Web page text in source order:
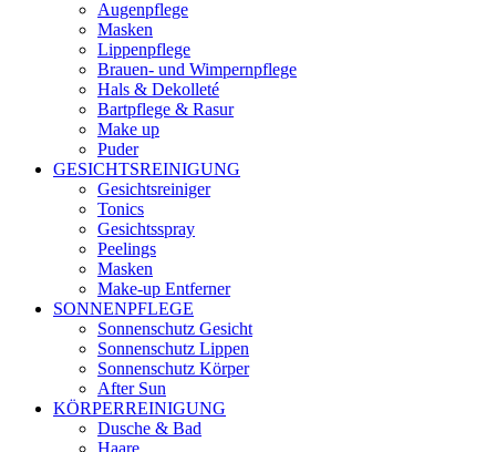
Augenpflege
Masken
Lippenpflege
Brauen- und Wimpernpflege
Hals & Dekolleté
Bartpflege & Rasur
Make up
Puder
GESICHTSREINIGUNG
Gesichtsreiniger
Tonics
Gesichtsspray
Peelings
Masken
Make-up Entferner
SONNENPFLEGE
Sonnenschutz Gesicht
Sonnenschutz Lippen
Sonnenschutz Körper
After Sun
KÖRPERREINIGUNG
Dusche & Bad
Haare